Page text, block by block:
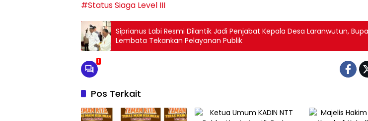
#Status Siaga Level III
Siprianus Labi Resmi Dilantik Jadi Penjabat Kepala Desa Laranwutun,
Lembata Tekankan Pelayanan Publik
1
Pos Terkait